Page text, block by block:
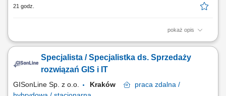
21 godz.
pokaż opis
Opis stanowiska: Nadzór nad sprawną organizacją pracy oddziału.
działań operacyjnych. Obsługa bieżących spraw administracyjnych.
Dbanie o prawidłową komunikację wewnątrz oddziału. Współpraca z
Specjalista / Specjalistka ds. Sprzedaży
rozwiązań GIS i IT
GISonLine Sp. z o.o. Kraków praca zdalna /